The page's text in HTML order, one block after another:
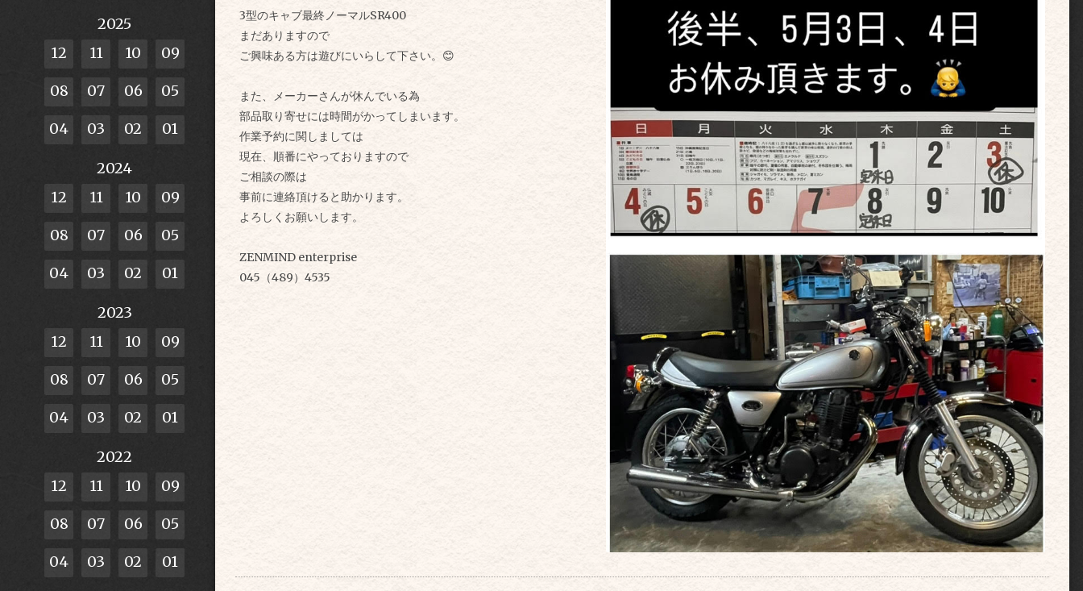
3型のキャブ最終ノーマルSR400
まだありますので
ご興味ある方は遊びにいらして下さい。😊
また、メーカーさんが休んでいる為
部品取り寄せには時間がかってしまいます。
作業予約に関しましては
現在、順番にやっておりますので
ご相談の際は
事前に連絡頂けると助かります。
よろしくお願いします。
ZENMIND enterprise
045（489）4535
2025
12
11 10 09
08 07 06 05
04 03 02 01
2024
12
11 10 09
08 07 06 05
04 03 02 01
2023
12
11 10 09
08 07 06 05
04 03 02 01
2022
12
11 10 09
08 07 06 05
04 03 02 01